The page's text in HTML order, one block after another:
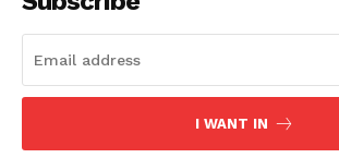
I WANT IN